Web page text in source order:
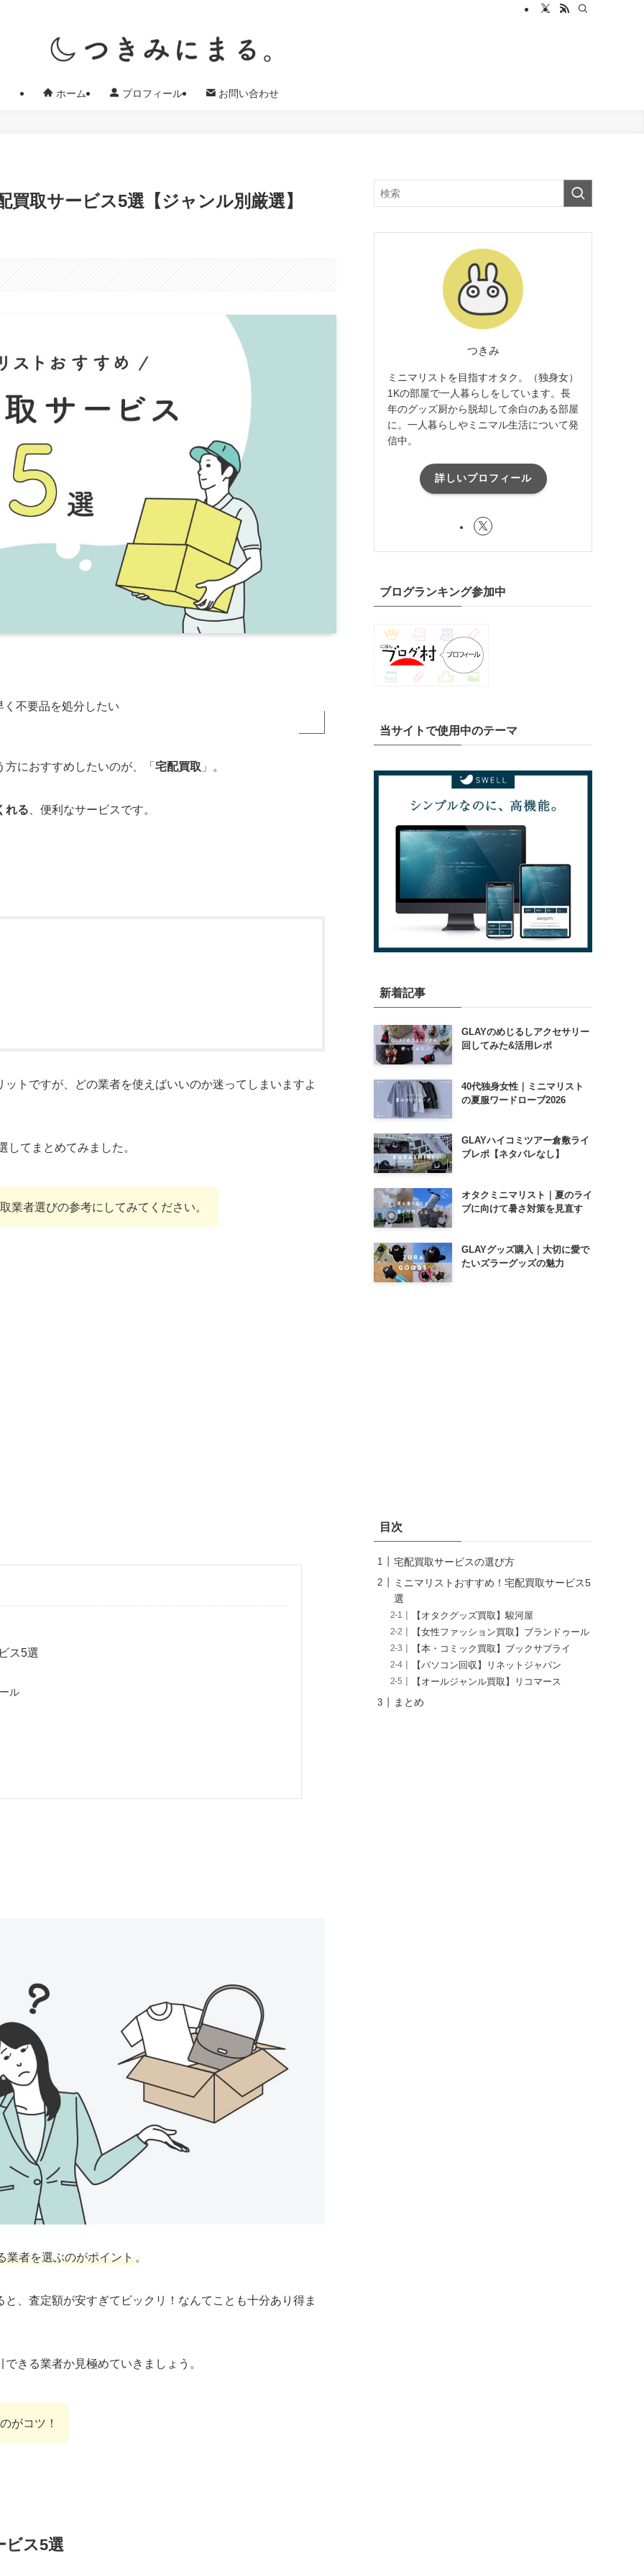
ホーム プロフィール お問い合わせ
取サービス5選【ジャンル別厳選】
く不要品を処分したい
におすすめしたいのが、「 宅配買取 」。
れる、便利なサービスです。
トですが、どの業者を使えばいいのか迷ってしまいますよ
してまとめてみました。
業者選びの参考にしてみてください。
ス5選
ル
業者を選ぶのがポイント 。
、査定額が安すぎてビックリ！なんてことも十分あり得ま
きる業者か見極めていきましょう。
がコツ！
ビス5選
つきみ
ミニマリストを目指すオタク。（独身女）
1Kの部屋で一人暮らしをしています。長
年のグッズ厨から脱却して余白のある部屋
に。一人暮らしやミニマル生活について発
信中。
詳しいプロフィール
ブログランキング参加中
当サイトで使用中のテーマ
新着記事
GLAYのめじるしアクセサリー
回してみた&活用レポ
40代独身女性｜ミニマリスト
の夏服ワードローブ2026
GLAYハイコミツアー倉敷ライ
ブレポ【ネタバレなし】
オタクミニマリスト｜夏のライ
ブに向けて暑さ対策を見直す
GLAYグッズ購入｜大切に愛で
たいズラーグッズの魅力
目次
宅配買取サービスの選び方
ミニマリストおすすめ！宅配買取サービス5
選
【オタクグッズ買取】駿河屋
【女性ファッション買取】ブランドゥール
【本・コミック買取】ブックサプライ
【パソコン回収】リネットジャパン
【オールジャンル買取】リコマース
まとめ